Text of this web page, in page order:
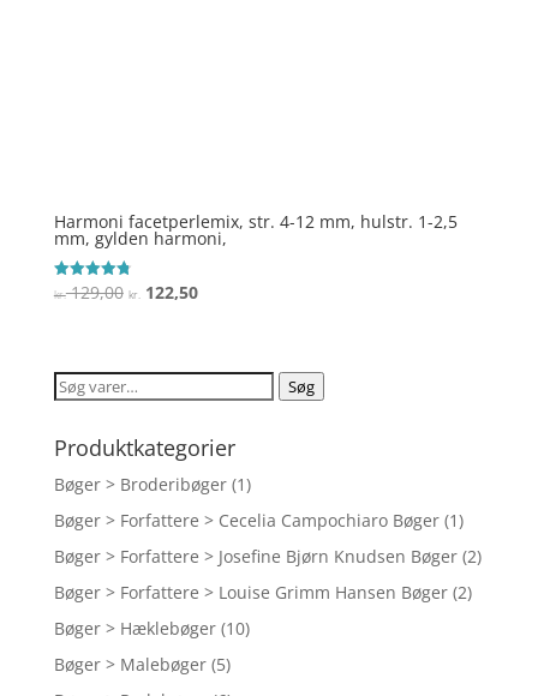
Harmoni facetperlemix, str. 4-12 mm, hulstr. 1-2,5
mm, gylden harmoni,
Vurderet
4.8
kr.129,00 Den
var:
kr. 129,00.
kr.122,50Den
er:
kr. 122,50.
Søg
Søg
Produktkategorier
Bøger > Broderibøger (1)
Bøger > Forfattere > Cecelia Campochiaro Bøger (1)
Bøger > Forfattere > Josefine Bjørn Knudsen Bøger (2)
Bøger > Forfattere > Louise Grimm Hansen Bøger (2)
Bøger > Hæklebøger (10)
Bøger > Malebøger (5)